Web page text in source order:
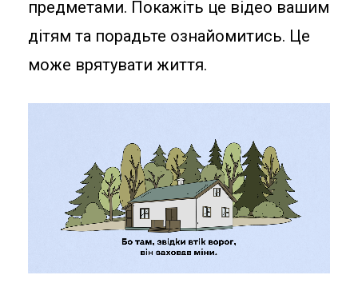
предметами. Покажіть це відео вашим
дітям та порадьте ознайомитись. Це
може врятувати життя.